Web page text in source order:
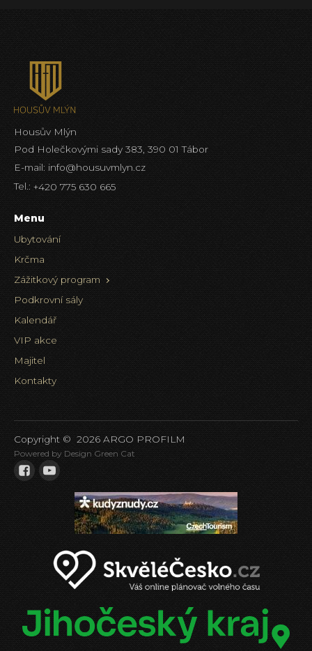
Housův Mlýn
Pod Holečkovými sady 383, 390 01 Tábor
E-mail: info@housuvmlyn.cz
Tel.: +420 775 630 665
Menu
Ubytování
Krčma
Zážitkový program
Podkrovní sály
Kalendář
VIP akce
Majitel
Kontakty
Copyright © 2026 ARGO PROFILM
Powered by Design Green Cat